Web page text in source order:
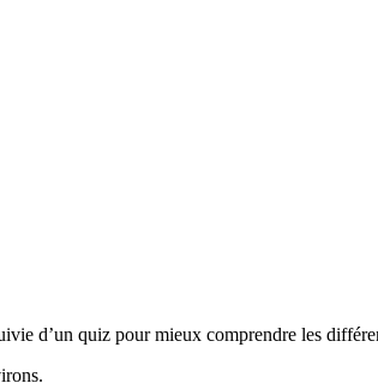
d’un quiz pour mieux comprendre les